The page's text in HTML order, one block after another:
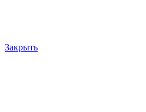
Закрыть